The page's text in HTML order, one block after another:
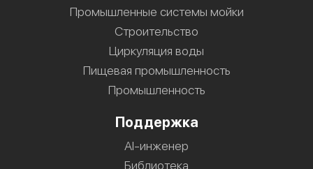
Промышленные системы мойки
Строительство
Циркуляция воды
Пищевая промышленность
Промышленность
Поддержка
AI-инженер
Библиотека